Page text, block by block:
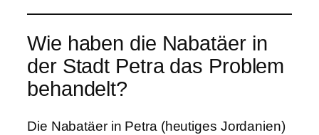
Wie haben die Nabatäer in
der Stadt Petra das Problem
behandelt?
Die Nabatäer in Petra (heutiges Jordanien)